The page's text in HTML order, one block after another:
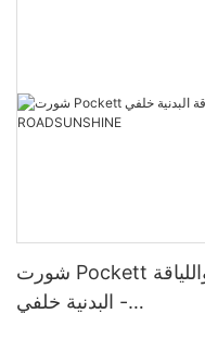
شورت Pockett للجري واللياقة
البدنية خلفي -